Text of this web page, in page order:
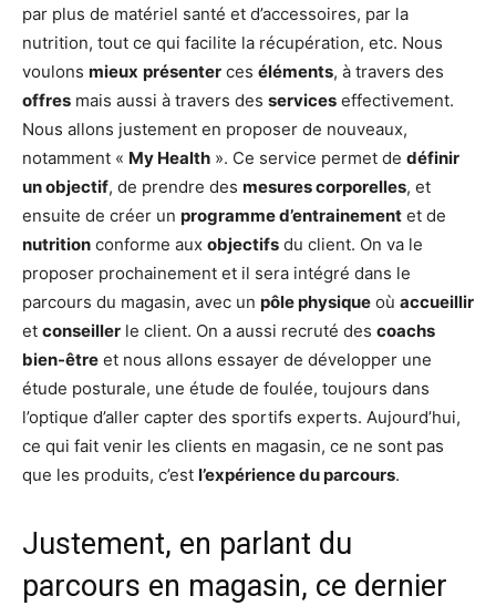
par plus de matériel santé et d’accessoires, par la
nutrition, tout ce qui facilite la récupération, etc. Nous
voulons mieux présenter ces éléments, à travers des
offres mais aussi à travers des services effectivement.
Nous allons justement en proposer de nouveaux,
notamment « My Health ». Ce service permet de définir
un objectif, de prendre des mesures corporelles, et
ensuite de créer un programme d’entrainement et de
nutrition conforme aux objectifs du client. On va le
proposer prochainement et il sera intégré dans le
parcours du magasin, avec un pôle physique où accueillir
et conseiller le client. On a aussi recruté des coachs
bien-être et nous allons essayer de développer une
étude posturale, une étude de foulée, toujours dans
l’optique d’aller capter des sportifs experts. Aujourd’hui,
ce qui fait venir les clients en magasin, ce ne sont pas
que les produits, c’est l’expérience du parcours.
Justement, en parlant du
parcours en magasin, ce dernier